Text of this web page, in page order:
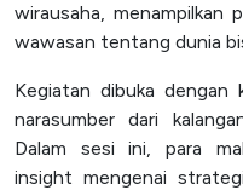
Layanan Publik
Unit Layanan Terpadu
Pejabat Pengelolaan
(PPID)
wirausaha, menampilkan
wawasan tentang dunia
Kegiatan dibuka dengan
narasumber dari
Dalam sesi ini, para
insight mengenai